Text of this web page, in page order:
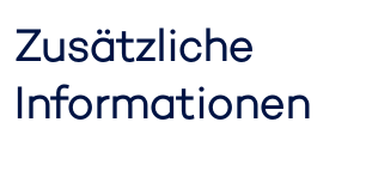
Zusätzliche
Informationen